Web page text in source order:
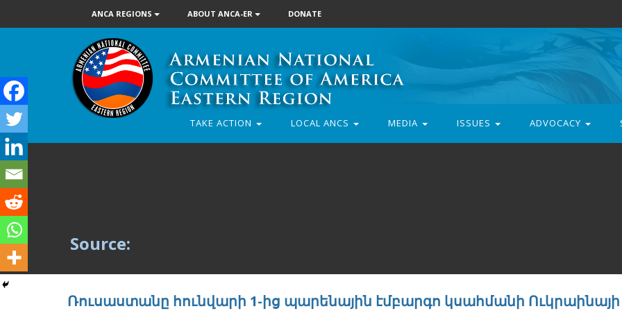
ANCA REGIONS ABOUT ANCA-ER DONATE
TAKE ACTION LOCAL ANCS MEDIA ISSUES ADVOCACY
Source:
Ռուսաստանը հունվարի 1-ից պարենային էմբարգո կսահմանի Ուկրաինայի